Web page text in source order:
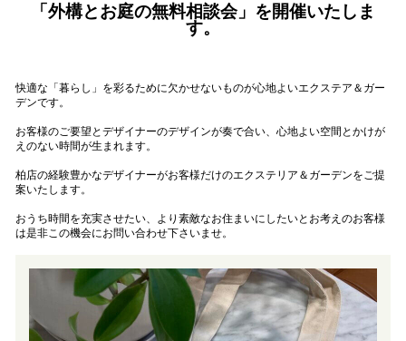
「外構とお庭の無料相談会」を開催いたしま
す。
快適な「暮らし」を彩るために欠かせないものが心地よいエクステア＆ガー
デンです。
お客様のご要望とデザイナーのデザインが奏で合い、心地よい空間とかけが
えのない時間が生まれます。
柏店の経験豊かなデザイナーがお客様だけのエクステリア＆ガーデンをご提
案いたします。
おうち時間を充実させたい、より素敵なお住まいにしたいとお考えのお客様
は是非この機会にお問い合わせ下さいませ。